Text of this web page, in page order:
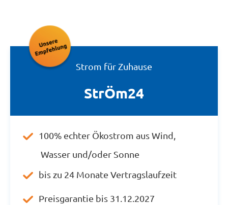
Strom für Zuhause
StrÖm24
100% echter Ökostrom aus Wind,
Wasser und/oder Sonne
bis zu 24 Monate Vertragslaufzeit
Preisgarantie bis 31.12.2027